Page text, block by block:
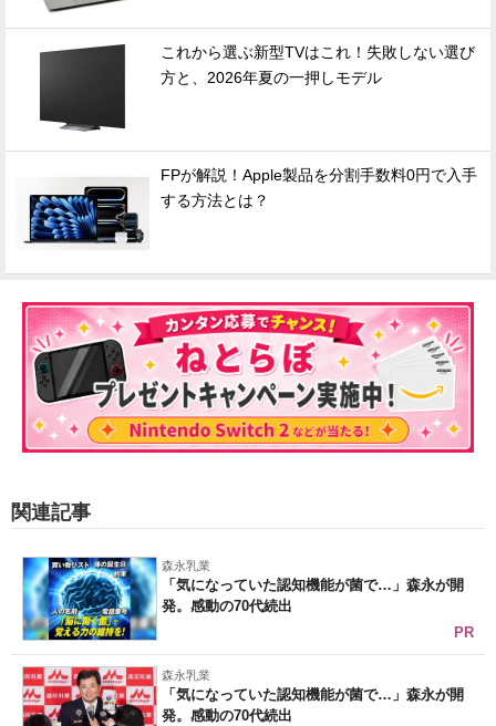
これから選ぶ新型TVはこれ！失敗しない選び
方と、2026年夏の一押しモデル
FPが解説！Apple製品を分割手数料0円で入手
する方法とは？
関連記事
森永乳業
「気になっていた認知機能が菌で…」森永が開
発。感動の70代続出
PR
森永乳業
「気になっていた認知機能が菌で…」森永が開
発。感動の70代続出